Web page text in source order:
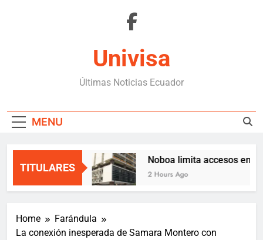
Univisa
Últimas Noticias Ecuador
MENU
TITULARES
Noboa limita accesos en
2 Hours Ago
Home
Farándula
La conexión inesperada de Samara Montero con